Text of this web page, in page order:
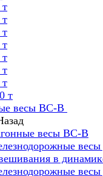
т
т
т
весы ВС-В
весы ВС-В
весы
в
весы